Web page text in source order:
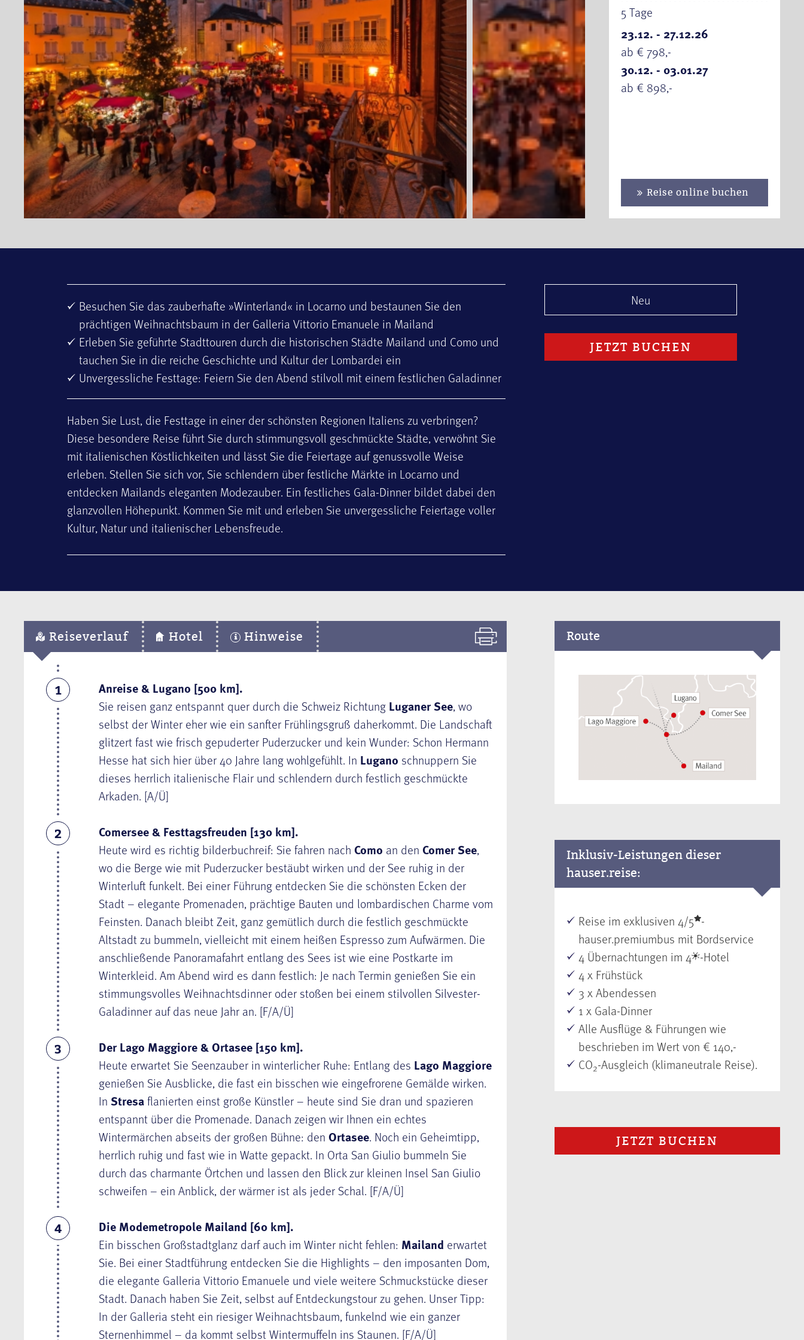
1. Tag: Anreise & Luganer See
5 Tage
23.12. - 27.12.26
ab € 798,-
30.12. - 03.01.27
ab € 898,-
Reise online buchen
Besuchen Sie das zauberhafte »Winterland« in Locarno und bestaunen Sie den
prächtigen Weihnachtsbaum in der Galleria Vittorio Emanuele in Mailand
Erleben Sie geführte Stadttouren durch die historischen Städte Mailand und Como und
tauchen Sie in die reiche Geschichte und Kultur der Lombardei ein
Unvergessliche Festtage: Feiern Sie den Abend stilvoll mit einem festlichen Galadinner
Haben Sie Lust, die Festtage in einer der schönsten Regionen Italiens zu verbringen?
Diese besondere Reise führt Sie durch stimmungsvoll geschmückte Städte, verwöhnt Sie
mit italienischen Köstlichkeiten und lässt Sie die Feiertage auf genussvolle Weise
erleben. Stellen Sie sich vor, Sie schlendern über festliche Märkte in Locarno und
entdecken Mailands eleganten Modezauber. Ein festliches Gala-Dinner bildet dabei den
glanzvollen Höhepunkt. Kommen Sie mit und erleben Sie unvergessliche Feiertage voller
Kultur, Natur und italienischer Lebensfreude.
Neu
JETZT BUCHEN
Reiseverlauf Hotel Hinweise
1
Anreise & Lugano [500 km].
Sie reisen ganz entspannt quer durch die Schweiz Richtung Luganer See, wo
selbst der Winter eher wie ein sanfter Frühlingsgruß daherkommt. Die Landschaft
glitzert fast wie frisch gepuderter Puderzucker und kein Wunder: Schon Hermann
Hesse hat sich hier über 40 Jahre lang wohlgefühlt. In Lugano schnuppern Sie
dieses herrlich italienische Flair und schlendern durch festlich geschmückte
Arkaden. [A/Ü]
2
Comersee & Festtagsfreuden [130 km].
Heute wird es richtig bilderbuchreif: Sie fahren nach Como an den Comer See,
wo die Berge wie mit Puderzucker bestäubt wirken und der See ruhig in der
Winterluft funkelt. Bei einer Führung entdecken Sie die schönsten Ecken der
Stadt – elegante Promenaden, prächtige Bauten und lombardischen Charme vom
Feinsten. Danach bleibt Zeit, ganz gemütlich durch die festlich geschmückte
Altstadt zu bummeln, vielleicht mit einem heißen Espresso zum Aufwärmen. Die
anschließende Panoramafahrt entlang des Sees ist wie eine Postkarte im
Winterkleid. Am Abend wird es dann festlich: Je nach Termin genießen Sie ein
stimmungsvolles Weihnachtsdinner oder stoßen bei einem stilvollen Silvester-
Galadinner auf das neue Jahr an. [F/A/Ü]
3
Der Lago Maggiore & Ortasee [150 km].
Heute erwartet Sie Seenzauber in winterlicher Ruhe: Entlang des Lago Maggiore
genießen Sie Ausblicke, die fast ein bisschen wie eingefrorene Gemälde wirken.
In Stresaflanierten einst große Künstler – heute sind Sie dran und spazieren
entspannt über die Promenade. Danach zeigen wir Ihnen ein echtes
Wintermärchen abseits der großen Bühne: den Ortasee. Noch ein Geheimtipp,
herrlich ruhig und fast wie in Watte gepackt. In Orta San Giulio bummeln Sie
durch das charmante Örtchen und lassen den Blick zur kleinen Insel San Giulio
schweifen – ein Anblick, der wärmer ist als jeder Schal. [F/A/Ü]
4
Die Modemetropole Mailand [60 km].
Ein bisschen Großstadtglanz darf auch im Winter nicht fehlen: Mailand erwartet
Sie. Bei einer Stadtführung entdecken Sie die Highlights – den imposanten Dom,
die elegante Galleria Vittorio Emanuele und viele weitere Schmuckstücke dieser
Stadt. Danach haben Sie Zeit, selbst auf Entdeckungstour zu gehen. Unser Tipp:
In der Galleria steht ein riesiger Weihnachtsbaum, funkelnd wie ein ganzer
Sternenhimmel – da kommt selbst Wintermuffeln ins Staunen. [F/A/Ü]
Route
Inklusiv-Leistungen dieser
hauser.reise:
Reise im exklusiven 4/5 -
hauser.premiumbus mit Bordservice
4 Übernachtungen im 4 -Hotel
4 x Frühstück
3 x Abendessen
1 x Gala-Dinner
Alle Ausflüge & Führungen wie
beschrieben im Wert von € 140,-
CO2-Ausgleich (klimaneutrale Reise).
JETZT BUCHEN